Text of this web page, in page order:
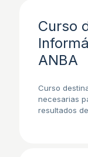
Curso
ANBA
Curso
necesarias
resultados